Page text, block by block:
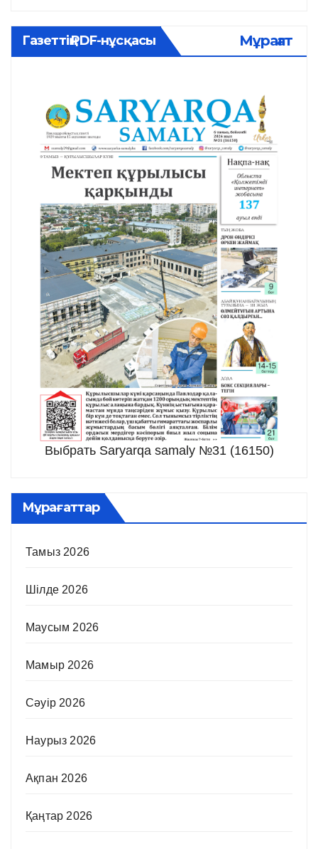
Газеттің PDF-нұсқасы Мұрағат
Выбрать Saryarqa samaly №31 (16150)
Мұрағаттар
Тамыз 2026
Шілде 2026
Маусым 2026
Мамыр 2026
Сәуір 2026
Наурыз 2026
Ақпан 2026
Қаңтар 2026